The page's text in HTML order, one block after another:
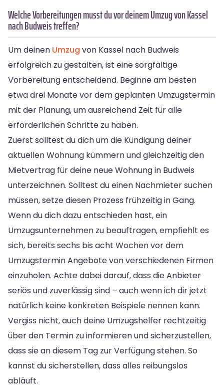
Welche Vorbereitungen musst du vor deinem Umzug von Kassel
nach Budweis treffen?
Um deinen Umzug von Kassel nach Budweis
erfolgreich zu gestalten, ist eine sorgfältige
Vorbereitung entscheidend. Beginne am besten
etwa drei Monate vor dem geplanten Umzugstermin
mit der Planung, um ausreichend Zeit für alle
erforderlichen Schritte zu haben.
Zuerst solltest du dich um die Kündigung deiner
aktuellen Wohnung kümmern und gleichzeitig den
Mietvertrag für deine neue Wohnung in Budweis
unterzeichnen. Solltest du einen Nachmieter suchen
müssen, setze diesen Prozess frühzeitig in Gang.
Wenn du dich dazu entschieden hast, ein
Umzugsunternehmen zu beauftragen, empfiehlt es
sich, bereits sechs bis acht Wochen vor dem
Umzugstermin Angebote von verschiedenen Firmen
einzuholen. Achte dabei darauf, dass die Anbieter
seriös und zuverlässig sind – auch wenn ich dir jetzt
natürlich keine konkreten Beispiele nennen kann.
Vergiss nicht, auch deine Umzugshelfer rechtzeitig
über den Termin zu informieren und sicherzustellen,
dass sie an diesem Tag zur Verfügung stehen. So
kannst du sicherstellen, dass alles reibungslos
abläuft.